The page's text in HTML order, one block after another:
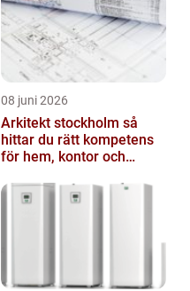
08 juni 2026
Arkitekt stockholm så
hittar du rätt kompetens
för hem, kontor och